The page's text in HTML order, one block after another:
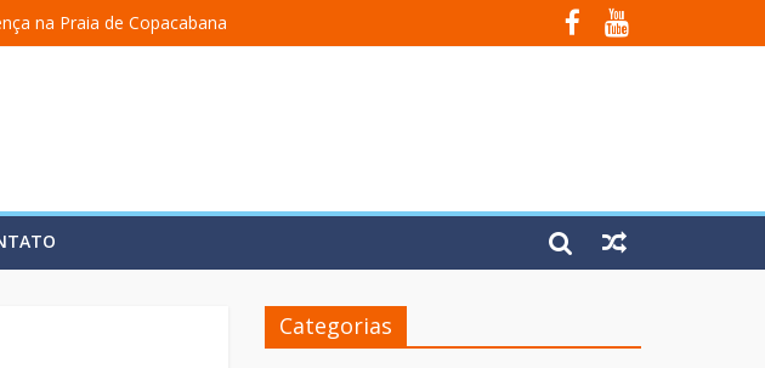
na Praia de Copacabana
Fundição Progresso
De Uma Árabe Em Fúria”
Categorias